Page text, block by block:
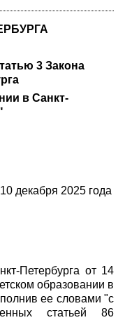
3 Закона
в Санкт-
10 декабря 2025 года
Петербурга от 14
образовании в
ее словами "с
статьей 86